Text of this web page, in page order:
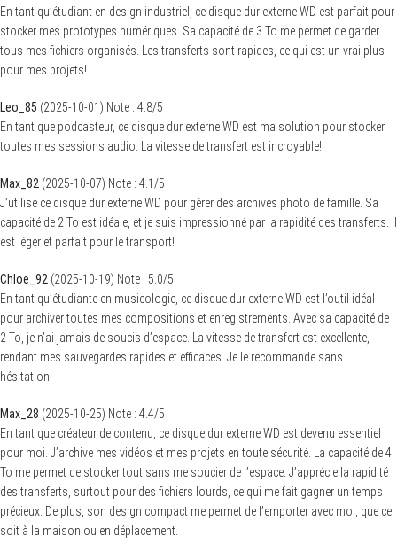
En tant qu’étudiant en design industriel, ce disque dur externe WD est parfait pour
stocker mes prototypes numériques. Sa capacité de 3 To me permet de garder
tous mes fichiers organisés. Les transferts sont rapides, ce qui est un vrai plus
pour mes projets!
Leo_85 (2025-10-01) Note : 4.8/5
En tant que podcasteur, ce disque dur externe WD est ma solution pour stocker
toutes mes sessions audio. La vitesse de transfert est incroyable!
Max_82 (2025-10-07) Note : 4.1 /5
J’utilise ce disque dur externe WD pour gérer des archives photo de famille. Sa
capacité de 2 To est idéale, et je suis impressionné par la rapidité des transferts. Il
est léger et parfait pour le transport!
Chloe_92 (2025-10-19) Note : 5.0/5
En tant qu’étudiante en musicologie, ce disque dur externe WD est l’outil idéal
pour archiver toutes mes compositions et enregistrements. Avec sa capacité de
2 To, je n’ai jamais de soucis d’espace. La vitesse de transfert est excellente,
rendant mes sauvegardes rapides et efficaces. Je le recommande sans
hésitation!
Max_28 (2025-10-25) Note : 4.4/5
En tant que créateur de contenu, ce disque dur externe WD est devenu essentiel
pour moi. J’archive mes vidéos et mes projets en toute sécurité. La capacité de 4
To me permet de stocker tout sans me soucier de l’espace. J’apprécie la rapidité
des transferts, surtout pour des fichiers lourds, ce qui me fait gagner un temps
précieux. De plus, son design compact me permet de l’emporter avec moi, que ce
soit à la maison ou en déplacement.